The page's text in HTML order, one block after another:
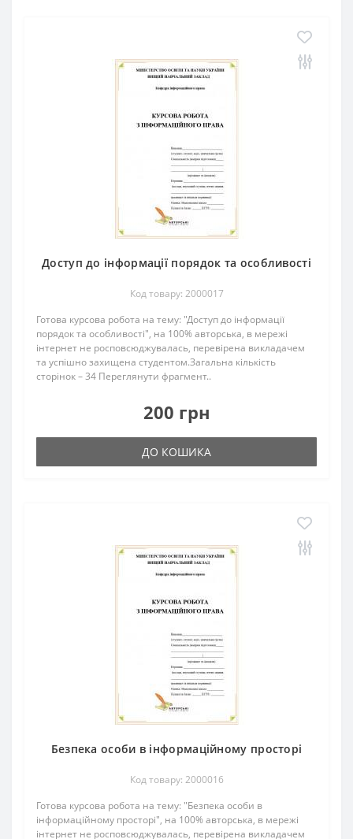
Доступ до інформації порядок та особливості
Код товару: 2000017
Готова курсова робота на тему: "Доступ до інформації
порядок та особливості", на 100% авторська, в мережі
інтернет не росповсюджувалась, перевірена викладачем
та успішно захищена студентом.Загальна кількість
сторінок – 34 Переглянути фрагмент..
200 грн
ДО КОШИКА
Безпека особи в інформаційному просторі
Код товару: 2000016
Готова курсова робота на тему: "Безпека особи в
інформаційному просторі", на 100% авторська, в мережі
інтернет не росповсюджувалась, перевірена викладачем